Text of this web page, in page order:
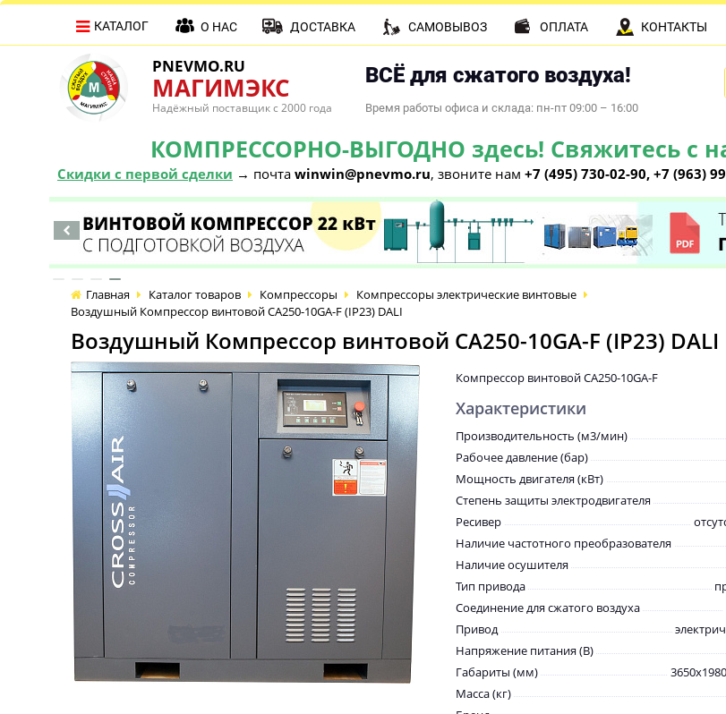
PNEVMO.RU
МАГИМЭКС
Надёжный поставщик с 2000 года
ВСЁ для сжатого воздуха!
Время работы офиса и склада: пн-пт 09:00 – 16:00
КОМПРЕССОРНО-ВЫГОДНО здесь! Свяжитесь с
Скидки с первой сделки → почта winwin@pnevmo.ru, звоните нам +7 (495) 730-02-90, +7 (963)
КАТАЛОГ О НАС ДОСТАВКА САМОВЫВОЗ ОПЛАТА КОНТАКТЫ
Главная Каталог товаров Компрессоры
Компрессоры электрические винтовые
Воздушный Компрессор винтовой CA250-10GA-F (IP23) DALI
Воздушный Компрессор винтовой CA250-10GA-F (IP23) DALI
Компрессор винтовой CA250-10GA-F
Характеристики
Производительность (м3/мин)
Рабочее давление (бар)
Мощность двигателя (кВт)
Степень защиты электродвигателя
Ресивер
Наличие частотного преобразователя
Наличие осушителя
Тип привода
Соединение для сжатого воздуха
Привод
Напряжение питания (В)
Габариты (мм)
Масса (кг)